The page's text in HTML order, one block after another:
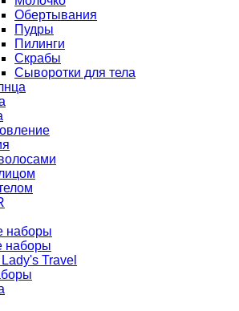
Обертывания
Пудры
Пилинги
Скрабы
Сыворотки для тела
наборы
наборы
Travel